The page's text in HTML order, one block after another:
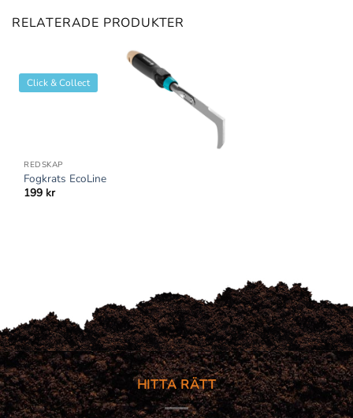
RELATERADE PRODUKTER
Click & Collect
REDSKAP
Fogkrats EcoLine
199 kr
HITTA RÄTT